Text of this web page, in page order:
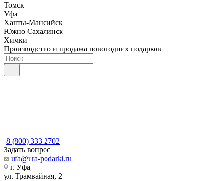
Томск
Уфа
Ханты-Мансийск
Южно Сахалинск
Химки
Производство и продажа новогодних подарков
8 (800) 333 2702
Задать вопрос
ufa@ura-podarki.ru
г. Уфа,
ул. Трамвайная, 2